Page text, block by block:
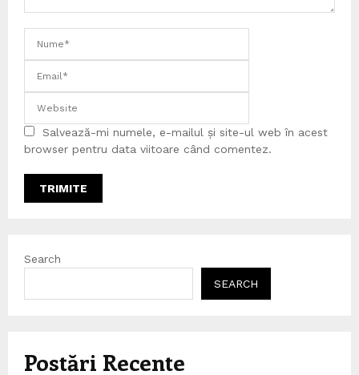
Salvează-mi numele, e-mailul și site-ul web în acest
browser pentru data viitoare când comentez.
Search
SEARCH
Postări Recente